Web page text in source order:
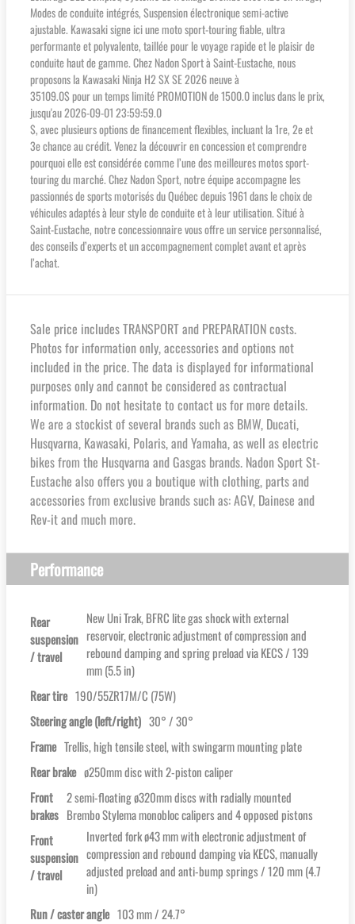
Modes de conduite intégrés, Suspension électronique semi-active
ajustable. Kawasaki signe ici une moto sport-touring fiable, ultra
performante et polyvalente, taillée pour le voyage rapide et le plaisir de
conduite haut de gamme. Chez Nadon Sport à Saint-Eustache, nous
proposons la Kawasaki Ninja H2 SX SE 2026 neuve à
35109.0$ pour un temps limité PROMOTION de 1500.0 inclus dans le prix,
jusqu'au 2026-09-01 23:59:59.0
$, avec plusieurs options de financement flexibles, incluant la 1re, 2e et
3e chance au crédit. Venez la découvrir en concession et comprendre
pourquoi elle est considérée comme l’une des meilleures motos sport-
touring du marché. Chez Nadon Sport, notre équipe accompagne les
passionnés de sports motorisés du Québec depuis 1961 dans le choix de
véhicules adaptés à leur style de conduite et à leur utilisation. Situé à
Saint-Eustache, notre concessionnaire vous offre un service personnalisé,
des conseils d’experts et un accompagnement complet avant et après
l’achat.
Sale price includes TRANSPORT and PREPARATION costs.
Photos for information only, accessories and options not
included in the price. The data is displayed for informational
purposes only and cannot be considered as contractual
information. Do not hesitate to contact us for more details.
We are a stockist of several brands such as BMW, Ducati,
Husqvarna, Kawasaki, Polaris, and Yamaha, as well as electric
bikes from the Husqvarna and Gasgas brands. Nadon Sport St-
Eustache also offers you a boutique with clothing, parts and
accessories from exclusive brands such as: AGV, Dainese and
Rev-it and much more.
Performance
Rear
suspension
/ travel
New Uni Trak, BFRC lite gas shock with external
reservoir, electronic adjustment of compression and
rebound damping and spring preload via KECS / 139
mm (5.5 in)
Rear tire 190/55ZR17M/C (75W)
Steering angle (left/right) 30° / 30°
Frame Trellis, high tensile steel, with swingarm mounting plate
Rear brake ø250mm disc with 2-piston caliper
Front
brakes
2 semi-floating ø320mm discs with radially mounted
Brembo Stylema monobloc calipers and 4 opposed pistons
Front
suspension
/ travel
Inverted fork ø43 mm with electronic adjustment of
compression and rebound damping via KECS, manually
adjusted preload and anti-bump springs / 120 mm (4.7
in)
Run / caster angle 103 mm / 24.7°